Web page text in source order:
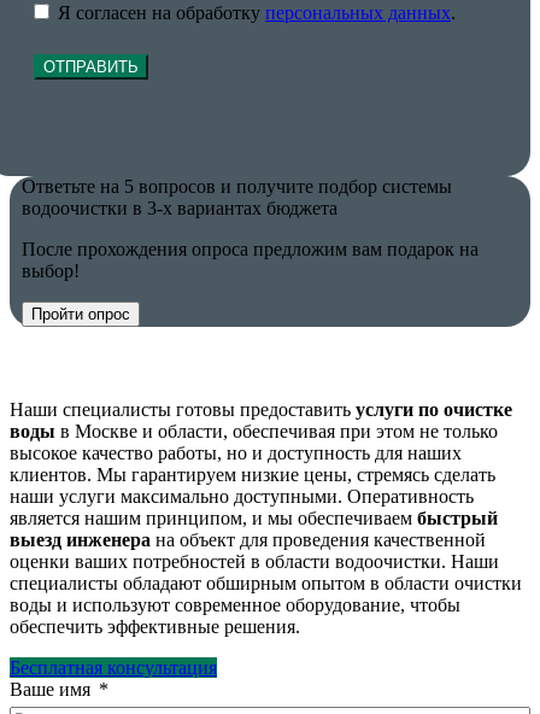
Я согласен на обработку персональных данных.
ОТПРАВИТЬ
Ответьте на 5 вопросов и получите подбор системы
водоочистки в 3-х вариантах бюджета
После прохождения опроса предложим вам подарок на
выбор!
Пройти опрос
Наши специалисты готовы предоставить услуги по очистке
воды в Москве и области, обеспечивая при этом не только
высокое качество работы, но и доступность для наших
клиентов. Мы гарантируем низкие цены, стремясь сделать
наши услуги максимально доступными. Оперативность
является нашим принципом, и мы обеспечиваем быстрый
выезд инженера на объект для проведения качественной
оценки ваших потребностей в области водоочистки. Наши
специалисты обладают обширным опытом в области очистки
воды и используют современное оборудование, чтобы
обеспечить эффективные решения.
Бесплатная консультация
Ваше имя